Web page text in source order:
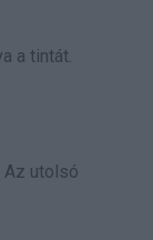
a tintát.
Az utolsó